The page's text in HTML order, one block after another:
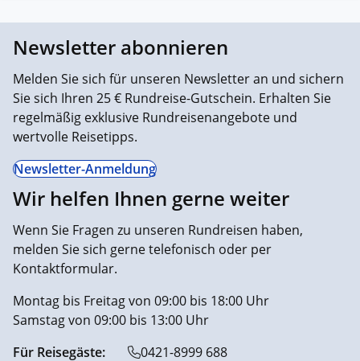
Newsletter abonnieren
Melden Sie sich für unseren Newsletter an und sichern
Sie sich Ihren 25 € Rundreise-Gutschein. Erhalten Sie
regelmäßig exklusive Rundreisenangebote und
wertvolle Reisetipps.
Newsletter-Anmeldung
Wir helfen Ihnen gerne weiter
Wenn Sie Fragen zu unseren Rundreisen haben,
melden Sie sich gerne telefonisch oder per
Kontaktformular.
Montag bis Freitag von 09:00 bis 18:00 Uhr
Samstag von 09:00 bis 13:00 Uhr
Für Reisegäste:
0421-8999 688